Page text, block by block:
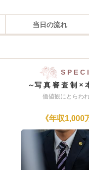
当日の流れ
S P E
～写 真 審 査 制 ×
価値観にとらわ
《年収